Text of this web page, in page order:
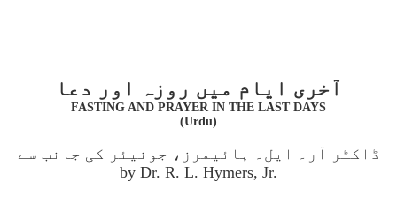
آخری ایام میں روزہ اور دعا
FASTING AND PRAYER IN THE LAST DAYS
(Urdu)
ڈاکٹر آر۔ ایل۔ ہائیمرز، جونیئر کی جانب سے
by Dr. R. L. Hymers, Jr.